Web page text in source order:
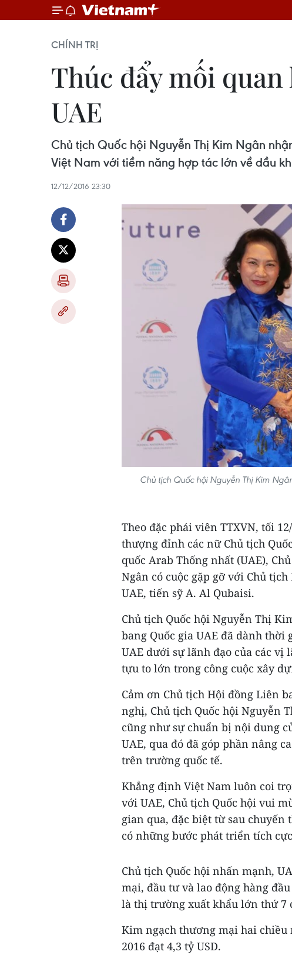
CHÍNH TRỊ
Thúc đẩy mối
UAE
Chủ tịch Quốc hội Nguyễn Thị Kim Ngân
Việt Nam với tiềm năng hợp tác lớn về dầu
12/12/2016 23:30
Chủ tịch Quốc hội Nguyễn Thị Kim
Theo đặc phái viên TTXVN, tối
thượng đỉnh các nữ Chủ tịch
quốc Arab Thống nhất (UAE),
Ngân có cuộc gặp gỡ với Chủ
UAE, tiến sỹ A. Al Qubaisi.
Chủ tịch Quốc hội Nguyễn Thị
bang Quốc gia UAE đã dành
UAE dưới sự lãnh đạo của các vị
tựu to lớn trong công cuộc xây
Cảm ơn Chủ tịch Hội đồng Liên
nghị, Chủ tịch Quốc hội Nguyễn
cũng như sự chuẩn bị nội dung
UAE, qua đó đã góp phần nâng
trên trường quốc tế.
Khẳng định Việt Nam luôn coi
với UAE, Chủ tịch Quốc hội vui
gian qua, đặc biệt từ sau chuyến
có những bước phát triển tích
Chủ tịch Quốc hội nhấn mạnh,
mại, đầu tư và lao động hàng
là thị trường xuất khẩu lớn thứ 7
Kim ngạch thương mại hai chiều
2016 đạt 4,3 tỷ USD.